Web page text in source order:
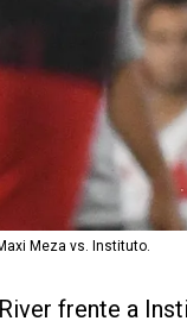
Meza vs. Instituto.
frente a